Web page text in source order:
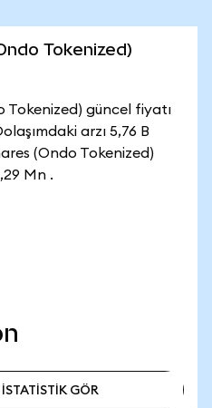
Tokenized)
Tokenized) güncel fiyatı
arzı 5,76 B
(Ondo Tokenized)
Mn .
GÖR